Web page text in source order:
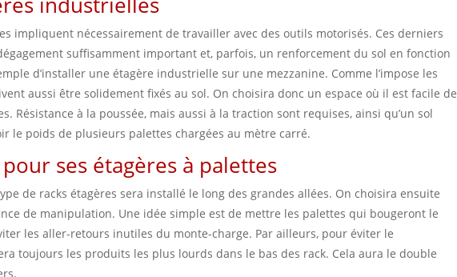
impliquent nécessairement de travailler avec des outils motorisés. Ces derniers
suffisamment important et, parfois, un renforcement du sol en fonction
d’installer une étagère industrielle sur une mezzanine. Comme l’impose les
aussi être solidement fixés au sol. On choisira donc un espace où il est facile de
Résistance à la poussée, mais aussi à la traction sont requises, ainsi qu’un sol
le poids de plusieurs palettes chargées au mètre carré.
ses étagères à palettes
de racks étagères sera installé le long des grandes allées. On choisira ensuite
de manipulation. Une idée simple est de mettre les palettes qui bougeront le
les aller-retours inutiles du monte-charge. Par ailleurs, pour éviter le
toujours les produits les plus lourds dans le bas des rack. Cela aura le double